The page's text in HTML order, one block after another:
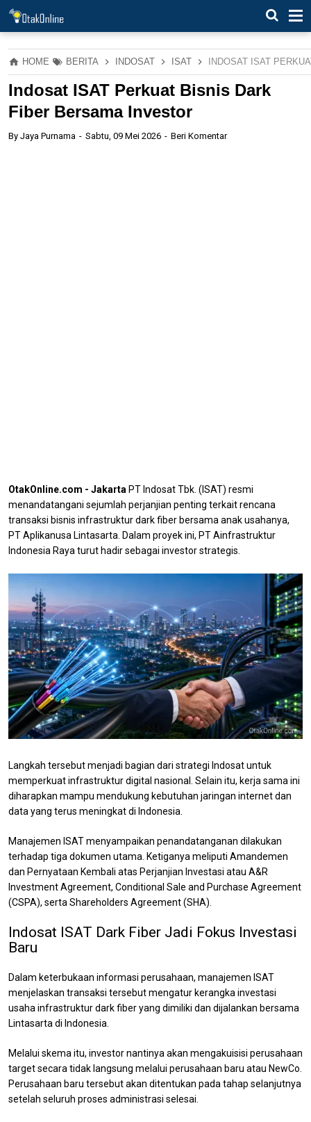
HOME BERITA INDOSAT ISAT INDOSAT ISAT
Indosat ISAT Perkuat Bisnis Dark
Fiber Bersama Investor
By Jaya Purnama Sabtu, 09 Mei 2026 Beri Komentar
OtakOnline.com - Jakarta PT Indosat Tbk. (ISAT) resmi
menandatangani sejumlah perjanjian penting terkait rencana
transaksi bisnis infrastruktur dark fiber bersama anak usahanya,
PT Aplikanusa Lintasarta. Dalam proyek ini, PT Ainfrastruktur
Indonesia Raya turut hadir sebagai investor strategis.
Langkah tersebut menjadi bagian dari strategi Indosat untuk
memperkuat infrastruktur digital nasional. Selain itu, kerja sama ini
diharapkan mampu mendukung kebutuhan jaringan internet dan
data yang terus meningkat di Indonesia.
Manajemen ISAT menyampaikan penandatanganan dilakukan
terhadap tiga dokumen utama. Ketiganya meliputi Amandemen
dan Pernyataan Kembali atas Perjanjian Investasi atau A&R
Investment Agreement, Conditional Sale and Purchase Agreement
(CSPA), serta Shareholders Agreement (SHA).
Indosat ISAT Dark Fiber Jadi Fokus Investasi
Baru
Dalam keterbukaan informasi perusahaan, manajemen ISAT
menjelaskan transaksi tersebut mengatur kerangka investasi
usaha infrastruktur dark fiber yang dimiliki dan dijalankan bersama
Lintasarta di Indonesia.
Melalui skema itu, investor nantinya akan mengakuisisi perusahaan
target secara tidak langsung melalui perusahaan baru atau NewCo.
Perusahaan baru tersebut akan ditentukan pada tahap selanjutnya
setelah seluruh proses administrasi selesai.